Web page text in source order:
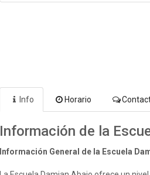
Info Horario
Información de la
Información General de la Escuela